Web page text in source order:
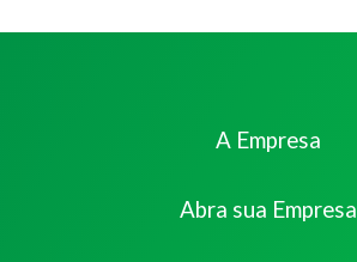
A Empresa
Abra sua Empresa